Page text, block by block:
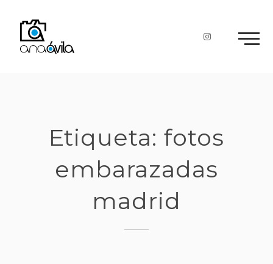
content
Etiqueta: fotos
embarazadas
madrid